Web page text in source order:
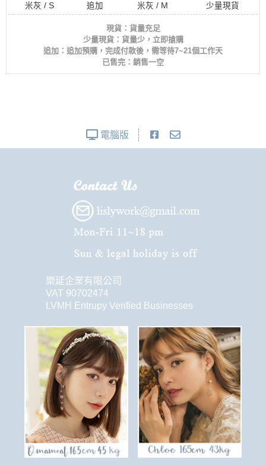
米灰 / S 追加 米灰 / M 少量現貨
現貨：貨量充足
少量現貨：貨量少，立即搶購
追加：追加預購，完成付款後，需等待7~21個工作天
已售完：銷售一空
電腦版
樂延企業有限公司
VAT 90702474
LVMH Entrupy Verified Businesses